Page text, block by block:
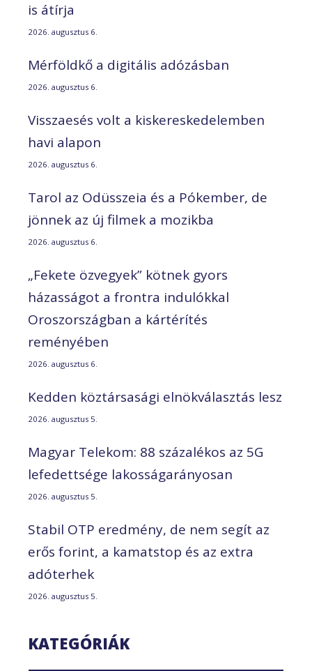
is átírja
2026. augusztus 6.
Mérföldkő a digitális adózásban
2026. augusztus 6.
Visszaesés volt a kiskereskedelemben
havi alapon
2026. augusztus 6.
Tarol az Odüsszeia és a Pókember, de
jönnek az új filmek a mozikba
2026. augusztus 6.
„Fekete özvegyek” kötnek gyors
házasságot a frontra indulókkal
Oroszországban a kártérítés
reményében
2026. augusztus 6.
Kedden köztársasági elnökválasztás lesz
2026. augusztus 5.
Magyar Telekom: 88 százalékos az 5G
lefedettsége lakosságarányosan
2026. augusztus 5.
Stabil OTP eredmény, de nem segít az
erős forint, a kamatstop és az extra
adóterhek
2026. augusztus 5.
KATEGÓRIÁK